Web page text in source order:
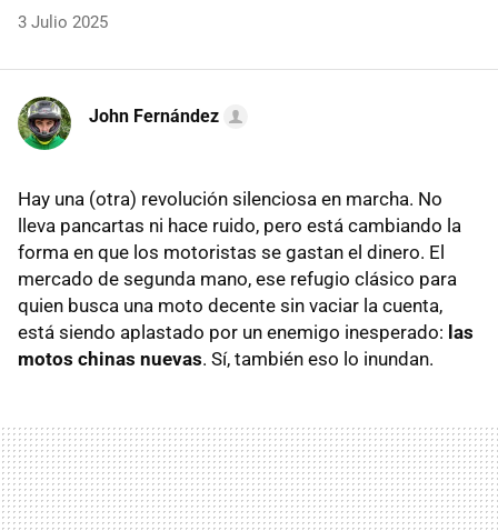
3 Julio 2025
John Fernández
Hay una (otra) revolución silenciosa en marcha. No
lleva pancartas ni hace ruido, pero está cambiando la
forma en que los motoristas se gastan el dinero. El
mercado de segunda mano, ese refugio clásico para
quien busca una moto decente sin vaciar la cuenta,
está siendo aplastado por un enemigo inesperado: las
motos chinas nuevas. Sí, también eso lo inundan.